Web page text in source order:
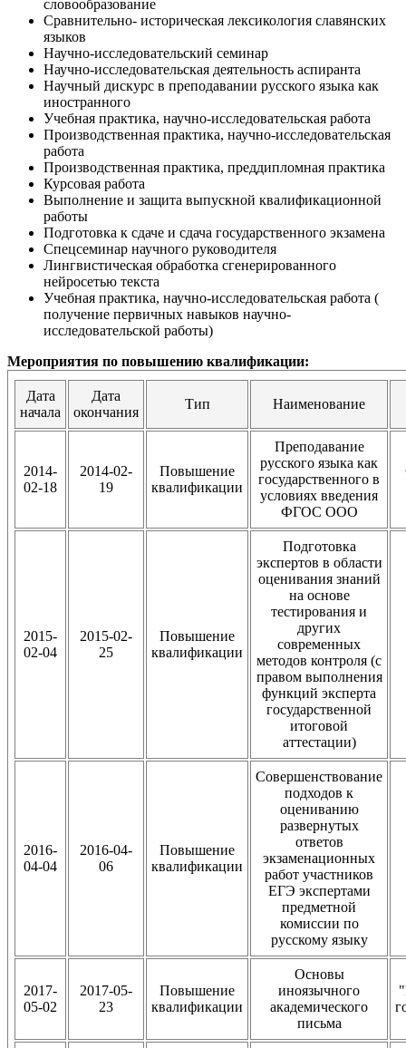
словообразование
Сравнительно- историческая лексикология славянских
языков
Научно-исследовательский семинар
Научно-исследовательская деятельность аспиранта
Научный дискурс в преподавании русского языка как
иностранного
Учебная практика, научно-исследовательская работа
Производственная практика, научно-исследовательская
работа
Производственная практика, преддипломная практика
Курсовая работа
Выполнение и защита выпускной квалификационной
работы
Подготовка к сдаче и сдача государственного экзамена
Спецсеминар научного руководителя
Лингвистическая обработка сгенерированного
нейросетью текста
Учебная практика, научно-исследовательская работа (
получение первичных навыков научно-
исследовательской работы)
Мероприятия по повышению квалификации:
Дата
начала
Дата
окончания
Тип Наименование
2014-
02-18
2014-02-
19
Повышение
квалификации
Преподавание
русского языка как
государственного в
условиях введения
ФГОС ООО
2015-
02-04
2015-02-
25
Повышение
квалификации
Подготовка
экспертов в области
оценивания знаний
на основе
тестирования и
других
современных
методов контроля (с
правом выполнения
функций эксперта
государственной
итоговой
аттестации)
2016-
04-04
2016-04-
06
Повышение
квалификации
Совершенствование
подходов к
оцениванию
развернутых
ответов
экзаменационных
работ участников
ЕГЭ экспертами
предметной
комиссии по
русскому языку
2017-
05-02
2017-05-
23
Повышение
квалификации
Основы
иноязычного
академического
письма